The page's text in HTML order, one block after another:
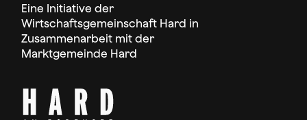
Eine Initiative der
Wirtschaftsgemeinschaft Hard in
Zusammenarbeit mit der
Marktgemeinde Hard